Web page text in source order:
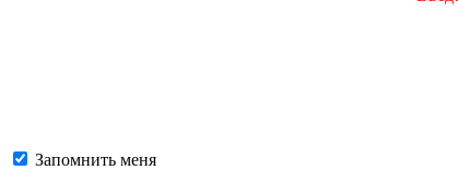
Запомнить меня